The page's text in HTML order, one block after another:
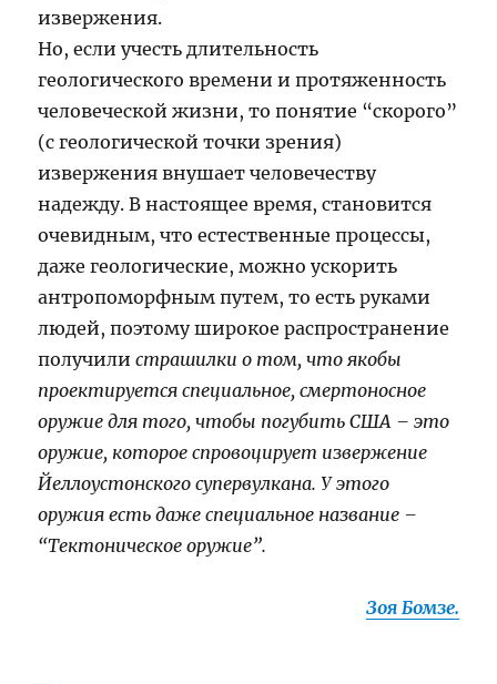
извержения.
Но, если учесть длительность
геологического времени и протяженность
человеческой жизни, то понятие “скорого”
(с геологической точки зрения)
извержения внушает человечеству
надежду. В настоящее время, становится
очевидным, что естественные процессы,
даже геологические, можно ускорить
антропоморфным путем, то есть руками
людей, поэтому широкое распространение
получили страшилки о том, что якобы
проектируется специальное, смертоносное
оружие для того, чтобы погубить США – это
оружие, которое спровоцирует извержение
Йеллоустонского супервулкана. У этого
оружия есть даже специальное название –
“Тектоническое оружие”.
Зоя Бомзе.